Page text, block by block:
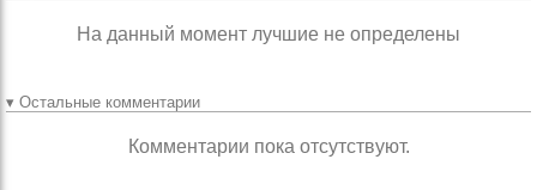
На данный момент лучшие не определены
▾ Остальные комментарии
Комментарии пока отсутствуют.